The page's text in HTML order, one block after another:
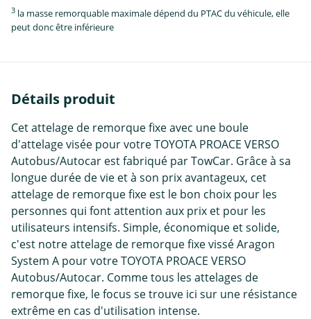
3 la masse remorquable maximale dépend du PTAC du véhicule, elle
peut donc être inférieure
Détails produit
Cet attelage de remorque fixe avec une boule
d'attelage visée pour votre TOYOTA PROACE VERSO
Autobus/Autocar est fabriqué par TowCar. Grâce à sa
longue durée de vie et à son prix avantageux, cet
attelage de remorque fixe est le bon choix pour les
personnes qui font attention aux prix et pour les
utilisateurs intensifs. Simple, économique et solide,
c'est notre attelage de remorque fixe vissé Aragon
System A pour votre TOYOTA PROACE VERSO
Autobus/Autocar. Comme tous les attelages de
remorque fixe, le focus se trouve ici sur une résistance
extrême en cas d'utilisation intense.